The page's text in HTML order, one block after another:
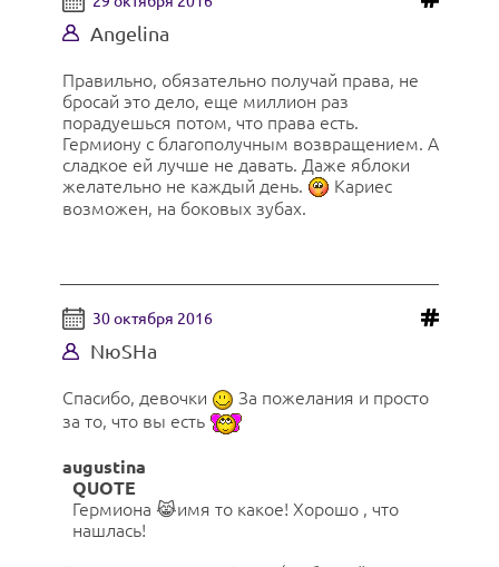
Angelina
Правильно, обязательно получай права, не
бросай это дело, еще миллион раз
порадуешься потом, что права есть.
Гермиону с благополучным возвращением. А
сладкое ей лучше не давать. Даже яблоки
желательно не каждый день.
Кариес
возможен, на боковых зубах.
30 октября 2016
NюSHa
Спасибо, девочки
За пожелания и просто
за то, что вы есть
augustina
QUOTE
Гермиона 😹имя то какое! Хорошо , что
нашлась!